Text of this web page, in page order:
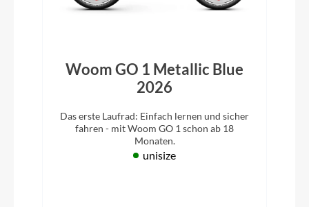
Woom GO 1 Metallic Blue
2026
Das erste Laufrad: Einfach lernen und sicher
fahren - mit Woom GO 1 schon ab 18
Monaten.
unisize